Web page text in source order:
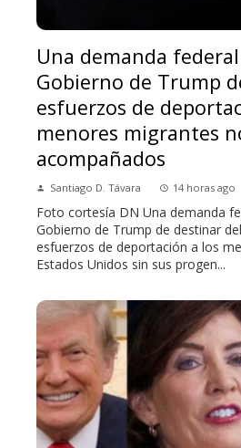
Una demanda
Gobierno de Trump
esfuerzos de
menores migrantes
acompañados
Santiago D. Távara 14 horas ago
Foto cortesía DN Una demanda
Gobierno de Trump de destinar
esfuerzos de deportación a los
Estados Unidos sin sus progen...